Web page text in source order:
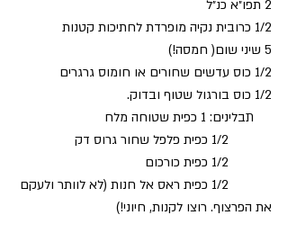
2 תפו״א כנ״ל
1/2 כרובית נקיה מופרדת לחתיכות קטנות
5 שיני שום( חמסה!)
1/2 כוס עדשים שחורים או חומוס גרגרים
1/2 כוס בורגול שטוף ובדוק.
            1/2 כפית ראס אל חנות (לא לוותר ולעקם
את הפרצוף. רוצו לקנות, חיוני!)